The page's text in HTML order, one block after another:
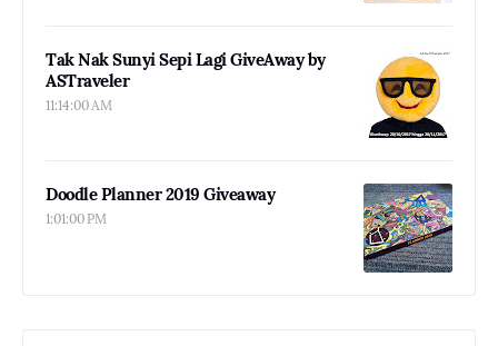
Tak Nak Sunyi Sepi Lagi GiveAway by
ASTraveler
11:14:00 AM
Doodle Planner 2019 Giveaway
1:01:00 PM